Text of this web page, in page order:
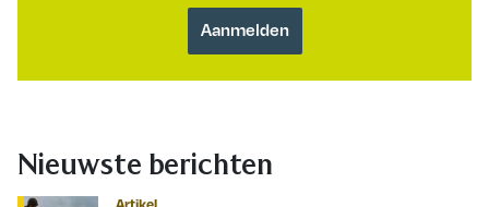
Nieuwste berichten